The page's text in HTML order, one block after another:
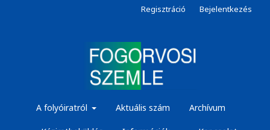
A folyóiratról Aktuális szám Archívum
Regisztráció Bejelentkezés